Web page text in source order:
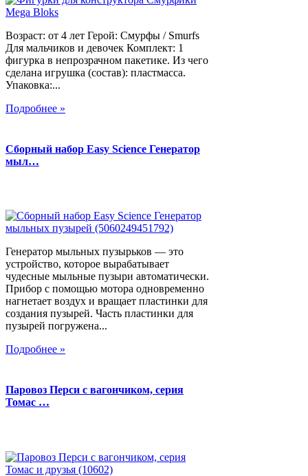
Возраст: от 4 лет Герой: Смурфы / Smurfs
Для мальчиков и девочек Комплект: 1
фигурка в непрозрачном пакетике. Из чего
сделана игрушка (состав): пластмасса.
Упаковка:...
Подробнее »
Сборный набор Easy Science Генератор
мыл…
Генератор мыльных пузырьков — это
устройство, которое вырабатывает
чудесные мыльные пузыри автоматически.
Прибор с помощью мотора одновременно
нагнетает воздух и вращает пластинки для
создания пузырей. Часть пластинки для
пузырей погружена...
Подробнее »
Паровоз Перси с вагончиком, серия
Томас …